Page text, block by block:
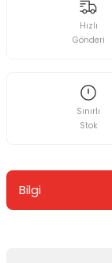
Hızlı
Gönderi
Sınırlı
Stok
Bilgi